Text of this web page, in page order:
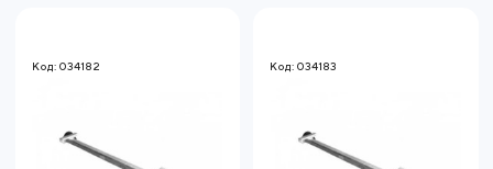
Код: 034182 Код: 034183